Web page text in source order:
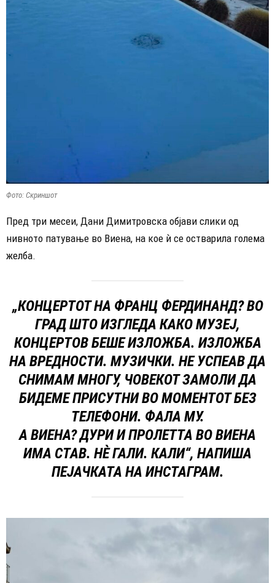
Фото: Скриншот
Пред три месеи, Дани Димитровска објави слики од
нивното патување во Виена, на кое ѝ се остварила голема
желба.
„КОНЦЕРТОТ НА ФРАНЦ ФЕРДИНАНД? ВО
ГРАД ШТО ИЗГЛЕДА КАКО МУЗЕЈ,
КОНЦЕРТОВ БЕШЕ ИЗЛОЖБА. ИЗЛОЖБА
НА ВРЕДНОСТИ. МУЗИЧКИ. НЕ УСПЕАВ ДА
СНИМАМ МНОГУ, ЧОВЕКОТ ЗАМОЛИ ДА
БИДЕМЕ ПРИСУТНИ ВО МОМЕНТОТ БЕЗ
ТЕЛЕФОНИ. ФАЛА МУ.
А ВИЕНА? ДУРИ И ПРОЛЕТТА ВО ВИЕНА
ИМА СТАВ. НЀ ГАЛИ. КАЛИ“, НАПИША
ПЕЈАЧКАТА НА ИНСТАГРАМ.